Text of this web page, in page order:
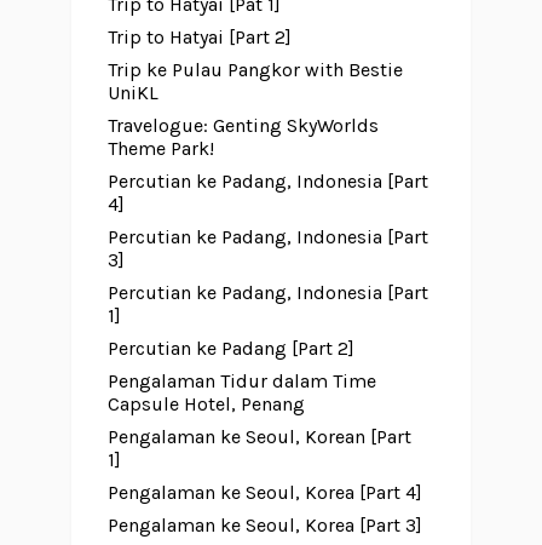
Trip to Hatyai [Pat 1]
Trip to Hatyai [Part 2]
Trip ke Pulau Pangkor with Bestie
UniKL
Travelogue: Genting SkyWorlds
Theme Park!
Percutian ke Padang, Indonesia [Part
4]
Percutian ke Padang, Indonesia [Part
3]
Percutian ke Padang, Indonesia [Part
1]
Percutian ke Padang [Part 2]
Pengalaman Tidur dalam Time
Capsule Hotel, Penang
Pengalaman ke Seoul, Korean [Part
1]
Pengalaman ke Seoul, Korea [Part 4]
Pengalaman ke Seoul, Korea [Part 3]